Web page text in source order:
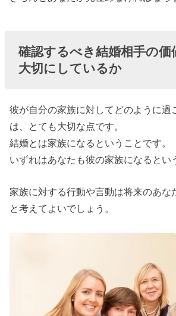
確認するべき結婚相手の
大切にしているか
彼が自分の家族に対してどのように過
は、とても大切な点です。
結婚とは家族になるということです。
いずれはあなたも彼の家族になるとい
家族に対する行動や言動は将来のあな
と考えてよいでしょう。